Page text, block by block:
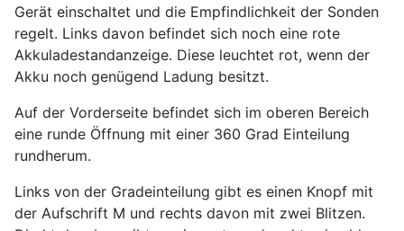
Gerät einschaltet und die Empfindlichkeit der Sonden
regelt. Links davon befindet sich noch eine rote
Akkuladestandanzeige. Diese leuchtet rot, wenn der
Akku noch genügend Ladung besitzt.
Auf der Vorderseite befindet sich im oberen Bereich
eine runde Öffnung mit einer 360 Grad Einteilung
rundherum.
Links von der Gradeinteilung gibt es einen Knopf mit
der Aufschrift M und rechts davon mit zwei Blitzen.